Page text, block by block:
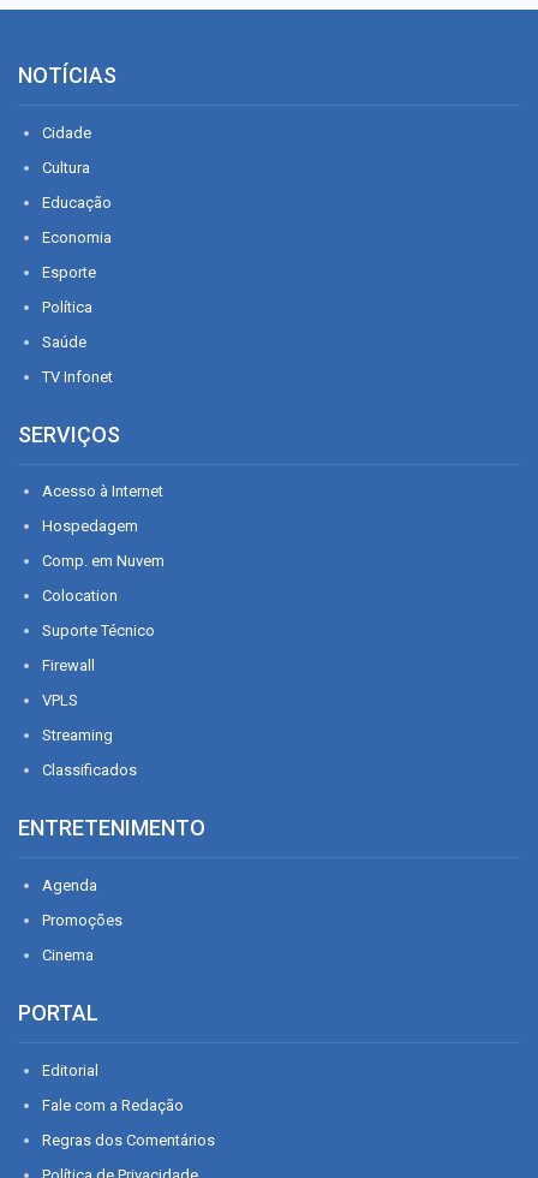
NOTÍCIAS
Cidade
Cultura
Educação
Economia
Esporte
Política
Saúde
TV Infonet
SERVIÇOS
Acesso à Internet
Hospedagem
Comp. em Nuvem
Colocation
Suporte Técnico
Firewall
VPLS
Streaming
Classificados
ENTRETENIMENTO
Agenda
Promoções
Cinema
PORTAL
Editorial
Fale com a Redação
Regras dos Comentários